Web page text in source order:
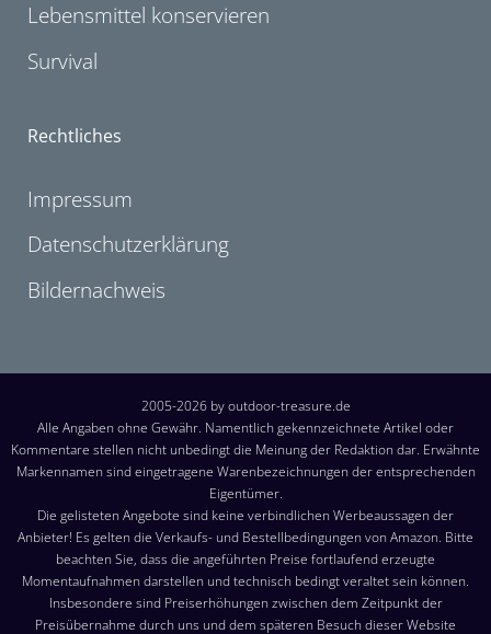
Lebensmittel konservieren
Survival
Rechtliches
Impressum
Datenschutzerklärung
Bildernachweis
2005-2026 by outdoor-treasure.de
Alle Angaben ohne Gewähr. Namentlich gekennzeichnete Artikel oder
Kommentare stellen nicht unbedingt die Meinung der Redaktion dar. Erwähnte
Markennamen sind eingetragene Warenbezeichnungen der entsprechenden
Eigentümer.
Die gelisteten Angebote sind keine verbindlichen Werbeaussagen der
Anbieter! Es gelten die Verkaufs- und Bestellbedingungen von Amazon. Bitte
beachten Sie, dass die angeführten Preise fortlaufend erzeugte
Momentaufnahmen darstellen und technisch bedingt veraltet sein können.
Insbesondere sind Preiserhöhungen zwischen dem Zeitpunkt der
Preisübernahme durch uns und dem späteren Besuch dieser Website